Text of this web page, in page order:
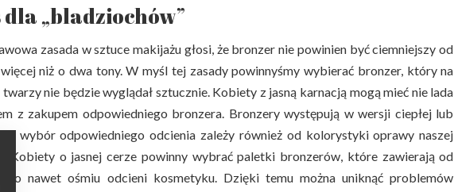
dla „bladziochów”
zasada w sztuce makijażu głosi, że bronzer nie powinien być ciemniejszy od
niż o dwa tony. W myśl tej zasady powinnyśmy wybierać bronzer, który na
twarzy nie będzie wyglądał sztucznie. Kobiety z jasną karnacją mogą mieć nie lada
z zakupem odpowiedniego bronzera. Bronzery występują w wersji ciepłej lub
a wybór odpowiedniego odcienia zależy również od kolorystyki oprawy naszej
Kobiety o jasnej cerze powinny wybrać paletki bronzerów, które zawierają od
do nawet ośmiu odcieni kosmetyku. Dzięki temu można uniknąć problemów